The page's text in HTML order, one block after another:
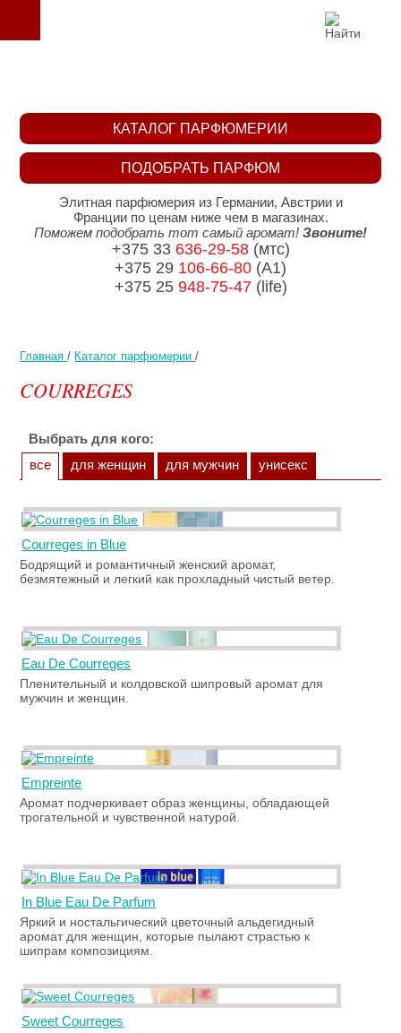
Главная / Каталог парфюмерии /
COURREGES
Выбрать для кого:
все
для женщин для мужчин унисекс
Courreges in Blue
Бодрящий и романтичный женский аромат,
безмятежный и легкий как прохладный чистый ветер.
Eau De Courreges
Пленительный и колдовской шипровый аромат для
мужчин и женщин.
Empreinte
Аромат подчеркивает образ женщины, обладающей
трогательной и чувственной натурой.
In Blue Eau De Parfum
Яркий и ностальгический цветочный альдегидный
аромат для женщин, которые пылают страстью к
шипрам композициям.
Sweet Courreges
ПОДОБРАТЬ ПАРФЮМ
КАТАЛОГ ПАРФЮМЕРИИ
Элитная парфюмерия из Германии, Австрии и
Франции по ценам ниже чем в магазинах.
Поможем подобрать тот самый аромат! Звоните!
+375 33 636-29-58(мтс)
+375 29 106-66-80 (A1)
+375 25 948-75-47(life)